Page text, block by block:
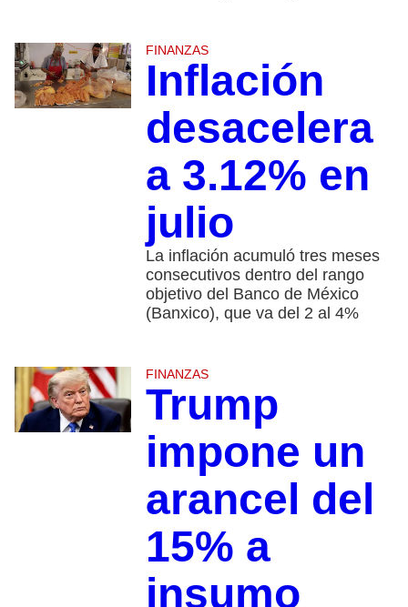
FINANZAS
Inflación
desacelera
a 3.12% en
julio
La inflación acumuló tres meses
consecutivos dentro del rango
objetivo del Banco de México
(Banxico), que va del 2 al 4%
FINANZAS
Trump
impone un
arancel del
15% a
insumo